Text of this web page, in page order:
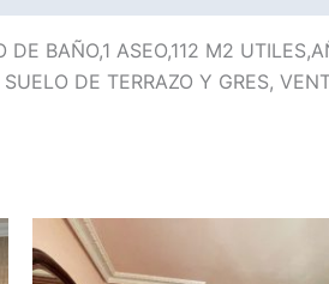
DE BAÑO,1 ASEO,112 M2
DE TERRAZO Y GRES,